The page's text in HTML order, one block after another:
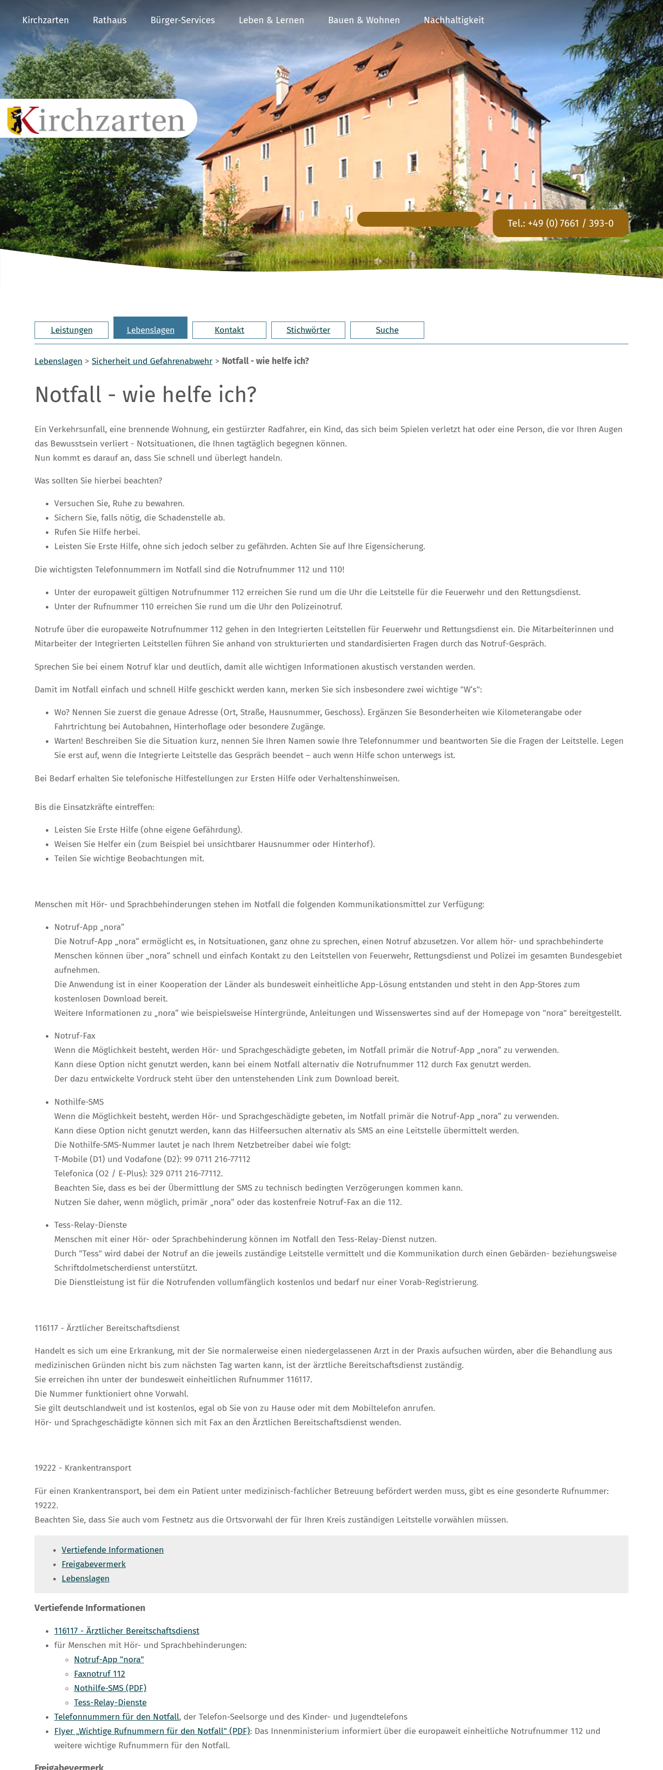
Kirchzarten Rathaus Bürger-Services Leben & Lernen Bauen & Wohnen Nachhaltigkeit
Tel.: +49 (0) 7661 / 393-0
Leistungen Lebenslagen Kontakt Stichwörter Suche
Lebenslagen > Sicherheit und Gefahrenabwehr > Notfall - wie helfe ich?
Notfall - wie helfe ich?
Ein Verkehrsunfall, eine brennende Wohnung, ein gestürzter Radfahrer, ein Kind, das sich beim Spielen verletzt hat oder eine Person, die vor Ihren Augen
das Bewusstsein verliert - Notsituationen, die Ihnen tagtäglich begegnen können.
Nun kommt es darauf an, dass Sie schnell und überlegt handeln.
Was sollten Sie hierbei beachten?
Versuchen Sie, Ruhe zu bewahren.
Sichern Sie, falls nötig, die Schadenstelle ab.
Rufen Sie Hilfe herbei.
Leisten Sie Erste Hilfe, ohne sich jedoch selber zu gefährden. Achten Sie auf Ihre Eigensicherung.
Die wichtigsten Telefonnummern im Notfall sind die Notrufnummer 112 und 110!
Unter der europaweit gültigen Notrufnummer 112 erreichen Sie rund um die Uhr die Leitstelle für die Feuerwehr und den Rettungsdienst.
Unter der Rufnummer 110 erreichen Sie rund um die Uhr den Polizeinotruf.
Notrufe über die europaweite Notrufnummer 112 gehen in den Integrierten Leitstellen für Feuerwehr und Rettungsdienst ein. Die Mitarbeiterinnen und
Mitarbeiter der Integrierten Leitstellen führen Sie anhand von strukturierten und standardisierten Fragen durch das Notruf-Gespräch.
Sprechen Sie bei einem Notruf klar und deutlich, damit alle wichtigen Informationen akustisch verstanden werden.
Damit im Notfall einfach und schnell Hilfe geschickt werden kann, merken Sie sich insbesondere zwei wichtige "W‘s":
Wo? Nennen Sie zuerst die genaue Adresse (Ort, Straße, Hausnummer, Geschoss). Ergänzen Sie Besonderheiten wie Kilometerangabe oder
Fahrtrichtung bei Autobahnen, Hinterhoflage oder besondere Zugänge.
Warten! Beschreiben Sie die Situation kurz, nennen Sie Ihren Namen sowie Ihre Telefonnummer und beantworten Sie die Fragen der Leitstelle. Legen
Sie erst auf, wenn die Integrierte Leitstelle das Gespräch beendet – auch wenn Hilfe schon unterwegs ist.
Bei Bedarf erhalten Sie telefonische Hilfestellungen zur Ersten Hilfe oder Verhaltenshinweisen.
Bis die Einsatzkräfte eintreffen:
Leisten Sie Erste Hilfe (ohne eigene Gefährdung).
Weisen Sie Helfer ein (zum Beispiel bei unsichtbarer Hausnummer oder Hinterhof).
Teilen Sie wichtige Beobachtungen mit.
Menschen mit Hör- und Sprachbehinderungen stehen im Notfall die folgenden Kommunikationsmittel zur Verfügung:
Notruf-App „nora“
Die Notruf-App „nora“ ermöglicht es, in Notsituationen, ganz ohne zu sprechen, einen Notruf abzusetzen. Vor allem hör- und sprachbehinderte
Menschen können über „nora“ schnell und einfach Kontakt zu den Leitstellen von Feuerwehr, Rettungsdienst und Polizei im gesamten Bundesgebiet
aufnehmen.
Die Anwendung ist in einer Kooperation der Länder als bundesweit einheitliche App-Lösung entstanden und steht in den App-Stores zum
kostenlosen Download bereit.
Weitere Informationen zu „nora“ wie beispielsweise Hintergründe, Anleitungen und Wissenswertes sind auf der Homepage von "nora" bereitgestellt.
Notruf-Fax
Wenn die Möglichkeit besteht, werden Hör- und Sprachgeschädigte gebeten, im Notfall primär die Notruf-App „nora“ zu verwenden.
Kann diese Option nicht genutzt werden, kann bei einem Notfall alternativ die Notrufnummer 112 durch Fax genutzt werden.
Der dazu entwickelte Vordruck steht über den untenstehenden Link zum Download bereit.
Nothilfe-SMS
Wenn die Möglichkeit besteht, werden Hör- und Sprachgeschädigte gebeten, im Notfall primär die Notruf-App „nora“ zu verwenden.
Kann diese Option nicht genutzt werden, kann das Hilfeersuchen alternativ als SMS an eine Leitstelle übermittelt werden.
Die Nothilfe-SMS-Nummer lautet je nach Ihrem Netzbetreiber dabei wie folgt:
T-Mobile (D1) und Vodafone (D2): 99 0711 216-77112
Telefonica (O2 / E-Plus): 329 0711 216-77112.
Beachten Sie, dass es bei der Übermittlung der SMS zu technisch bedingten Verzögerungen kommen kann.
Nutzen Sie daher, wenn möglich, primär „nora“ oder das kostenfreie Notruf-Fax an die 112.
Tess-Relay-Dienste
Menschen mit einer Hör- oder Sprachbehinderung können im Notfall den Tess-Relay-Dienst nutzen.
Durch "Tess" wird dabei der Notruf an die jeweils zuständige Leitstelle vermittelt und die Kommunikation durch einen Gebärden- beziehungsweise
Schriftdolmetscherdienst unterstützt.
Die Dienstleistung ist für die Notrufenden vollumfänglich kostenlos und bedarf nur einer Vorab-Registrierung.
116117 - Ärztlicher Bereitschaftsdienst
Handelt es sich um eine Erkrankung, mit der Sie normalerweise einen niedergelassenen Arzt in der Praxis aufsuchen würden, aber die Behandlung aus
medizinischen Gründen nicht bis zum nächsten Tag warten kann, ist der ärztliche Bereitschaftsdienst zuständig.
Sie erreichen ihn unter der bundesweit einheitlichen Rufnummer 116117.
Die Nummer funktioniert ohne Vorwahl.
Sie gilt deutschlandweit und ist kostenlos, egal ob Sie von zu Hause oder mit dem Mobiltelefon anrufen.
Hör- und Sprachgeschädigte können sich mit Fax an den Ärztlichen Bereitschaftsdienst wenden.
19222 - Krankentransport
Für einen Krankentransport, bei dem ein Patient unter medizinisch-fachlicher Betreuung befördert werden muss, gibt es eine gesonderte Rufnummer:
19222.
Beachten Sie, dass Sie auch vom Festnetz aus die Ortsvorwahl der für Ihren Kreis zuständigen Leitstelle vorwählen müssen.
Vertiefende Informationen
Freigabevermerk
Lebenslagen
Vertiefende Informationen
116117 - Ärztlicher Bereitschaftsdienst
für Menschen mit Hör- und Sprachbehinderungen:
Notruf-App "nora"
Faxnotruf 112
Nothilfe-SMS (PDF)
Tess-Relay-Dienste
Telefonnummern für den Notfall, der Telefon-Seelsorge und des Kinder- und Jugendtelefons
Flyer „Wichtige Rufnummern für den Notfall" (PDF): Das Innenministerium informiert über die europaweit einheitliche Notrufnummer 112 und
weitere wichtige Rufnummern für den Notfall.